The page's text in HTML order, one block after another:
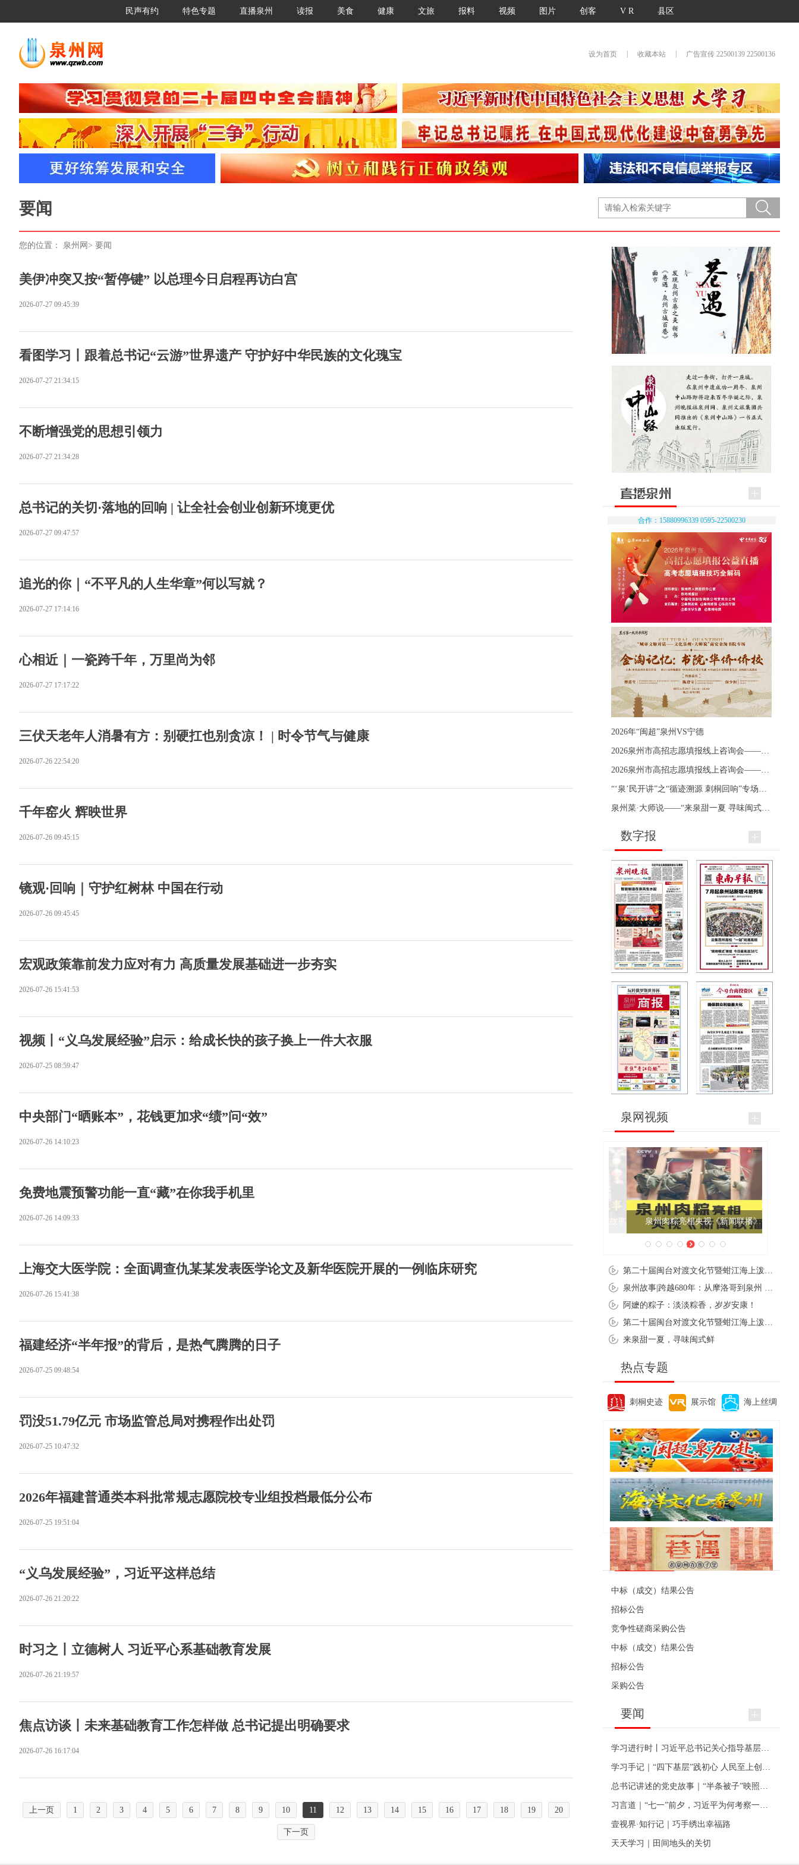
民声有约 特色专题 直播泉州 读报 美食 健康 文旅 报料 视频 图片 创客 V R 县区
设为首页 收藏本站 广告宣传 22500139 22500136
要闻
您的位置： 泉州网 > 要闻
美伊冲突又按“暂停键” 以总理今日启程再访白宫
2026-07-27 09:45:39
看图学习丨跟着总书记“云游”世界遗产 守护好中华民族的文化瑰宝
2026-07-27 21:34:15
不断增强党的思想引领力
2026-07-27 21:34:28
总书记的关切·落地的回响 | 让全社会创业创新环境更优
2026-07-27 09:47:57
追光的你｜“不平凡的人生华章”何以写就？
2026-07-27 17:14:16
心相近｜一瓷跨千年，万里尚为邻
2026-07-27 17:17:22
三伏天老年人消暑有方：别硬扛也别贪凉！ | 时令节气与健康
2026-07-26 22:54:20
千年窑火 辉映世界
2026-07-26 09:45:15
镜观·回响｜守护红树林 中国在行动
2026-07-26 09:45:45
宏观政策靠前发力应对有力 高质量发展基础进一步夯实
2026-07-26 15:41:53
视频丨“义乌发展经验”启示：给成长快的孩子换上一件大衣服
2026-07-25 08:59:47
中央部门“晒账本”，花钱更加求“绩”问“效”
2026-07-26 14:10:23
免费地震预警功能一直“藏”在你我手机里
2026-07-26 14:09:33
上海交大医学院：全面调查仇某某发表医学论文及新华医院开展的一例临床研究
2026-07-26 15:41:38
福建经济“半年报”的背后，是热气腾腾的日子
2026-07-25 09:48:54
罚没51.79亿元 市场监管总局对携程作出处罚
2026-07-25 10:47:32
2026年福建普通类本科批常规志愿院校专业组投档最低分公布
2026-07-25 19:51:04
“义乌发展经验”，习近平这样总结
2026-07-26 21:20:22
时习之丨立德树人 习近平心系基础教育发展
2026-07-26 21:19:57
焦点访谈丨未来基础教育工作怎样做 总书记提出明确要求
2026-07-26 16:17:04
上一页 1 2 3 4 5 6 7 8 9 10 11 12 13 14 15 16 17 18 19 20
下一页
合作：15880996339 0595-22500230
2026年“闽超”泉州VS宁德
数字报
泉网视频
泉州肉粽亮相央视《新闻联播》
阿嬷的粽子：淡淡粽香，岁岁安康！
来泉甜一夏，寻味闽式鲜
热点专题
刺桐史迹 展示馆 海上丝绸
便民资讯
中标（成交）结果公告
招标公告
竞争性磋商采购公告
中标（成交）结果公告
招标公告
采购公告
要闻
壹视界·知行记｜巧手绣出幸福路
天天学习｜田间地头的关切